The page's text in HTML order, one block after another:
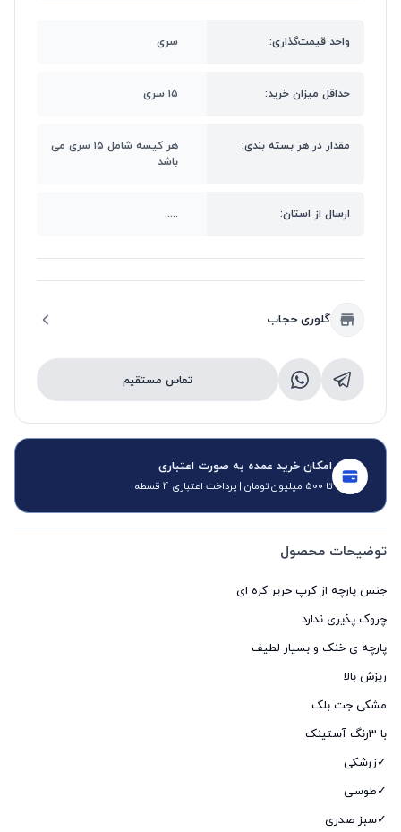
واحد قیمت‌گذاری: سری
حداقل میزان خرید: ۱۵ سری
مقدار در هر بسته بندی:
هر کیسه شامل ۱۵ سری می
باشد
ارسال از استان: .....
گلوری حجاب
تماس مستقیم
امکان خرید عمده به صورت اعتباری
تا 500 میلیون تومان | پرداخت اعتباری 4 قسطه
توضیحات محصول